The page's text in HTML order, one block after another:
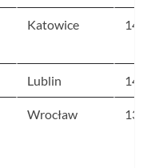
Katowice 149
Lublin 145
Wrocław 131